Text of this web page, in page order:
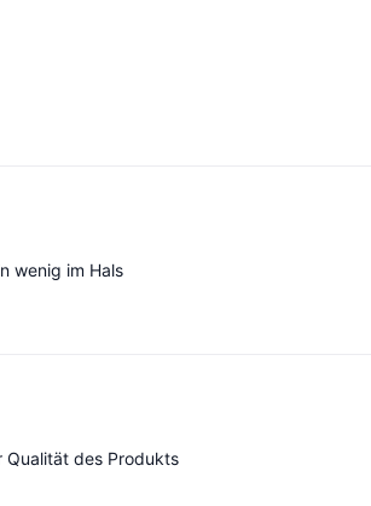
wenig im Hals
Qualität des Produkts